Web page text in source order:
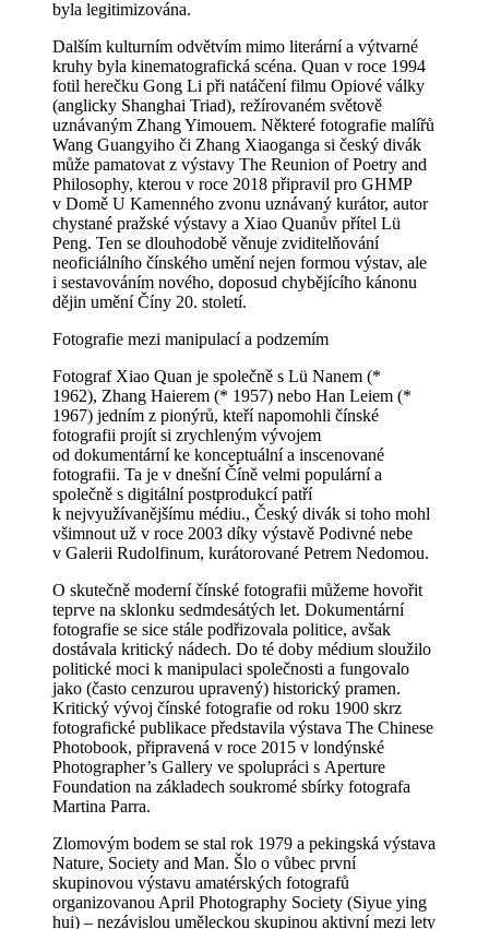
byla legitimizována.
Dalším kulturním odvětvím mimo literární a výtvarné
kruhy byla kinematografická scéna. Quan v roce 1994
fotil herečku Gong Li při natáčení filmu Opiové války
(anglicky Shanghai Triad), režírovaném světově
uznávaným Zhang Yimouem. Některé fotografie malířů
Wang Guangyiho či Zhang Xiaoganga si český divák
může pamatovat z výstavy The Reunion of Poetry and
Philosophy, kterou v roce 2018 připravil pro GHMP
v Domě U Kamenného zvonu uznávaný kurátor, autor
chystané pražské výstavy a Xiao Quanův přítel Lü
Peng. Ten se dlouhodobě věnuje zviditelňování
neoficiálního čínského umění nejen formou výstav, ale
i sestavováním nového, doposud chybějícího kánonu
dějin umění Číny 20. století.
Fotografie mezi manipulací a podzemím
Fotograf Xiao Quan je společně s Lü Nanem (*
1962), Zhang Haierem (* 1957) nebo Han Leiem (*
1967) jedním z pionýrů, kteří napomohli čínské
fotografii projít si zrychleným vývojem
od dokumentární ke konceptuální a inscenované
fotografii. Ta je v dnešní Číně velmi populární a
společně s digitální postprodukcí patří
k nejvyužívanějšímu médiu., Český divák si toho mohl
všimnout už v roce 2003 díky výstavě Podivné nebe
v Galerii Rudolfinum, kurátorované Petrem Nedomou.
O skutečně moderní čínské fotografii můžeme hovořit
teprve na sklonku sedmdesátých let. Dokumentární
fotografie se sice stále podřizovala politice, avšak
dostávala kritický nádech. Do té doby médium sloužilo
politické moci k manipulaci společnosti a fungovalo
jako (často cenzurou upravený) historický pramen.
Kritický vývoj čínské fotografie od roku 1900 skrz
fotografické publikace představila výstava The Chinese
Photobook, připravená v roce 2015 v londýnské
Photographer’s Gallery ve spolupráci s Aperture
Foundation na základech soukromé sbírky fotografa
Martina Parra.
Zlomovým bodem se stal rok 1979 a pekingská výstava
Nature, Society and Man. Šlo o vůbec první
skupinovou výstavu amatérských fotografů
organizovanou April Photography Society (Siyue ying
hui) – nezávislou uměleckou skupinou aktivní mezi lety